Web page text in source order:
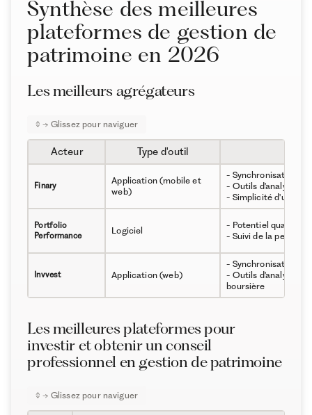
Synthèse des meilleures
plateformes de gestion de
patrimoine en 2026
Les meilleurs agrégateurs
Acteur Type d'outil
Finary
Application (mobile et
web)
- Synchronisation à
- Outils d'analyses
- Simplicité
Portfolio
Performance
Logiciel
- Potentiel quasi-
- Suivi de la
Invvest Application (web)
- Synchronisation à
- Outils d'analyse
boursière
Les meilleures plateformes pour
investir et obtenir un conseil
professionnel en gestion de patrimoine